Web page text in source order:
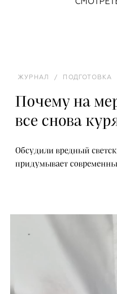
ЖУРНАЛ / ПОДГОТОВКА
Почему на
все снова
Обсудили вредный
придумывает